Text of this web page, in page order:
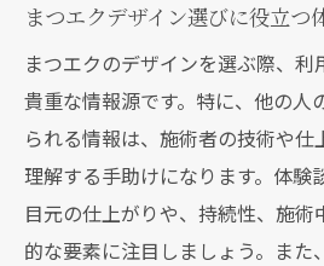
まつエクデザイン選びに役立つ
まつエクのデザインを選ぶ際、
貴重な情報源です。特に、他の人
られる情報は、施術者の技術や仕
理解する手助けになります。体験
目元の仕上がりや、持続性、施術
的な要素に注目しましょう。また